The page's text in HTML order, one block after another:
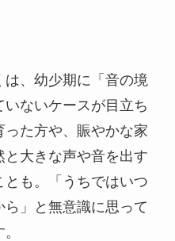
、幼少期に「音の境
ないケースが目立ち
った方や、賑やかな家
大きな声や音を出す
も。「うちではいつ
」と無意識に思って